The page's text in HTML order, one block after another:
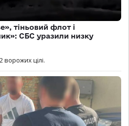
тіньовий флот і
СБС уразили низку
ворожих цілі.